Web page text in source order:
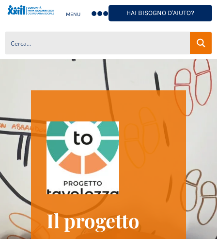
MENU HAI BISOGNO D'AIUTO?
Il progetto